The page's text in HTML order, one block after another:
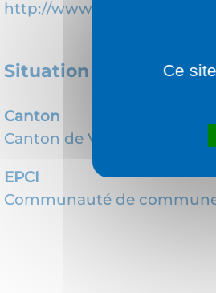
http://www.meys.fr/
Situation
Canton
Canton de Vaugneray
EPCI
Communauté de
Ce